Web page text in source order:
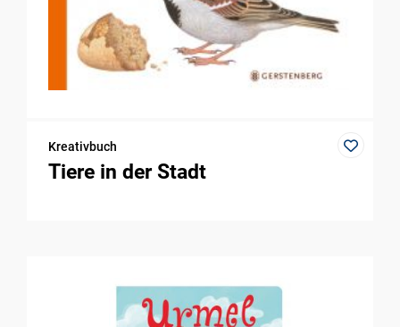
Kreativbuch
Tiere in der Stadt